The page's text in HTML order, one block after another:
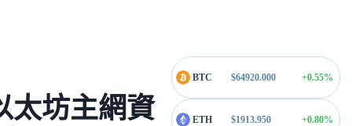
太坊主網資
BTC $64920.000 +0.55%
ETH $1913.950 +0.80%